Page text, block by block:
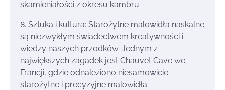
skamieniałości z okresu kambru.
8. Sztuka i kultura: Starożytne malowidła naskalne
są niezwykłym świadectwem kreatywności i
wiedzy naszych przodków. Jednym z
największych zagadek jest Chauvet Cave we
Francji, gdzie odnaleziono niesamowicie
starożytne i precyzyjne malowidła.